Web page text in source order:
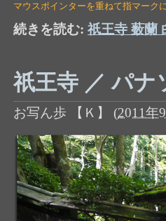
マウスポインターを重ねて指マーク
続きを読む: 祇王寺 薮蘭
祇王寺 ／ パナ
お写ん歩 【Ｋ】 (2011年